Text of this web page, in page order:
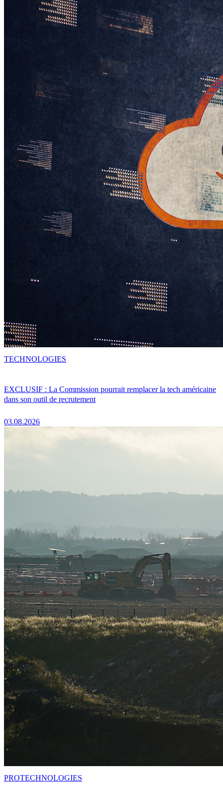
EXCLUSIF : La Commission pourrait remplacer la tech américaine
dans son outil de recrutement
03.08.2026
TECHNOLOGIES
PROTECHNOLOGIES